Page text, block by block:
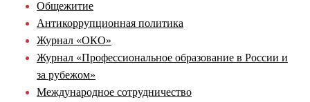
Общежитие
Антикоррупционная политика
Журнал «ОКО»
Журнал «Профессиональное образование в России и
за рубежом»
Международное сотрудничество